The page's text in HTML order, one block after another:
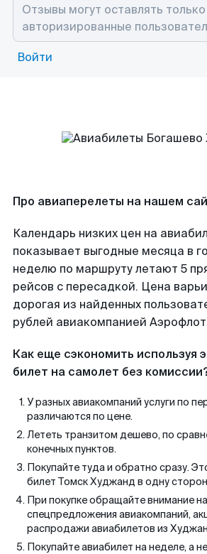
Войти
Про авиаперелеты на нашем
Календарь низких цен на
показывает выгодные месяца в
неделю по маршруту летают 5
рейсов с пересадкой. Цена
дорогая из найденных
рублей авиакомпанией
Как еще сэкономить используя
билет на самолет без
У разных авиакомпаний услуги по
различаются по цене.
Лететь транзитом дешево, по
конечных пунктов.
Покупайте туда и обратно сразу.
билет Томск Худжанд в одну
При покупке обращайте внимание
спецпредложения авиакомпаний,
распродажи авиабилетов из
Покупайте авиабилет на неделе, а